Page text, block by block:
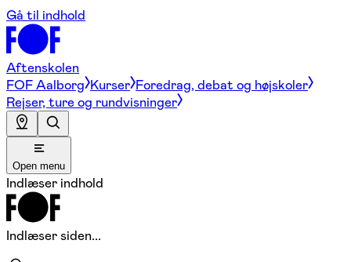
Gå til indhold
Aftenskolen
FOF Aalborg Kurser Foredrag, debat og højskoler
Rejser, ture og rundvisninger
Open menu
Indlæser indhold
Indlæser siden...